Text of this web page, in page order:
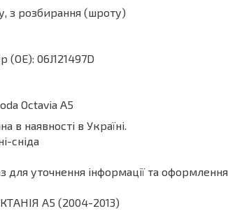
з розбирання (шроту)
(ОЕ): 06J121497D
Octavia A5
в наявності в Україні.
сніда
для уточнення інформації та
A5 (2004-2013)